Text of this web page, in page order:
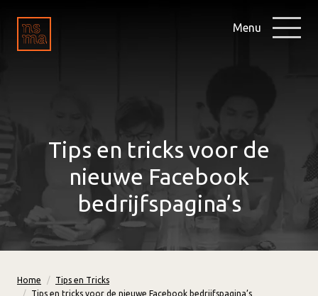
Menu
Tips en tricks voor de
nieuwe Facebook
bedrijfspagina’s
Home
Tips en Tricks
Tips en tricks voor de nieuwe Facebook bedrijfspagina’s